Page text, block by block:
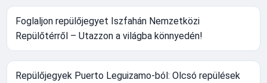
Foglaljon repülőjegyet Iszfahán Nemzetközi
Repülőtérről – Utazzon a világba könnyedén!
Repülőjegyek Puerto Leguizamo-ból: Olcsó repülések